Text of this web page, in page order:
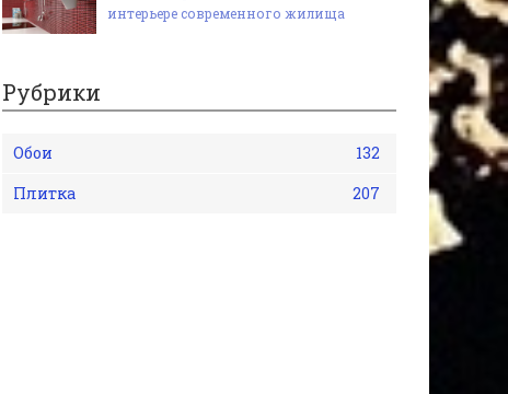
интерьере современного жилища
Рубрики
Обои
132
Плитка
207